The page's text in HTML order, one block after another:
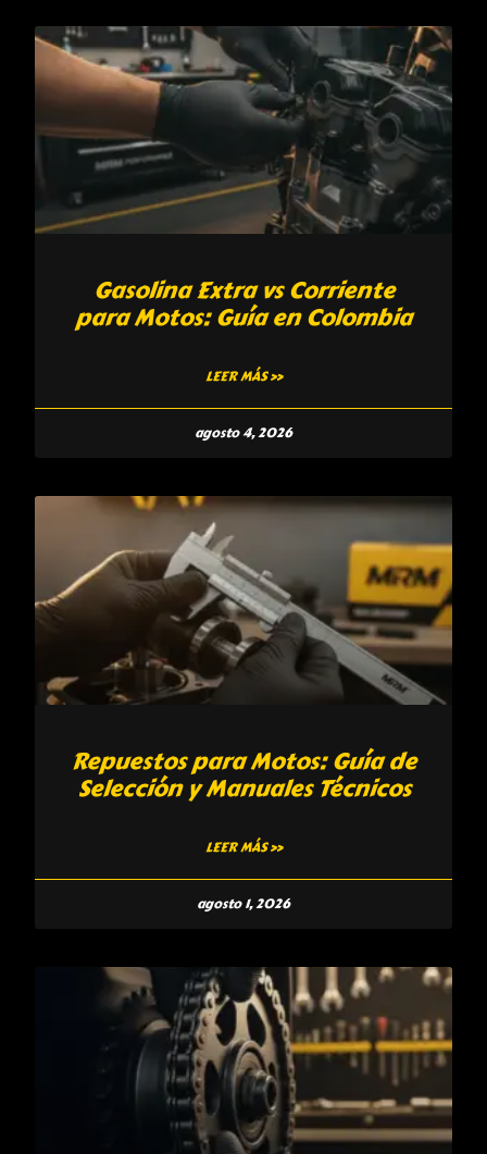
Gasolina Extra vs Corriente
para Motos: Guía en Colombia
LEER MÁS »
agosto 4, 2026
Repuestos para Motos: Guía de
Selección y Manuales Técnicos
LEER MÁS »
agosto 1, 2026